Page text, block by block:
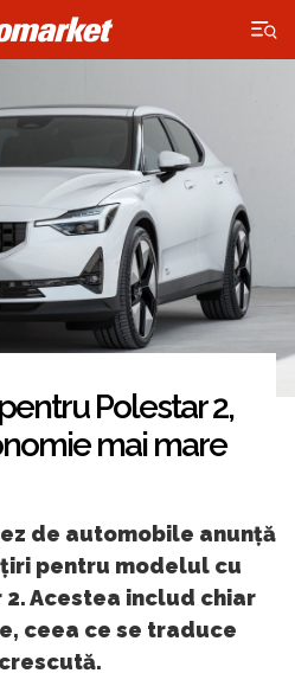
×
Polestar 2,
mai mare
de automobile anunță
pentru modelul cu
Acestea includ chiar
ceea ce se traduce